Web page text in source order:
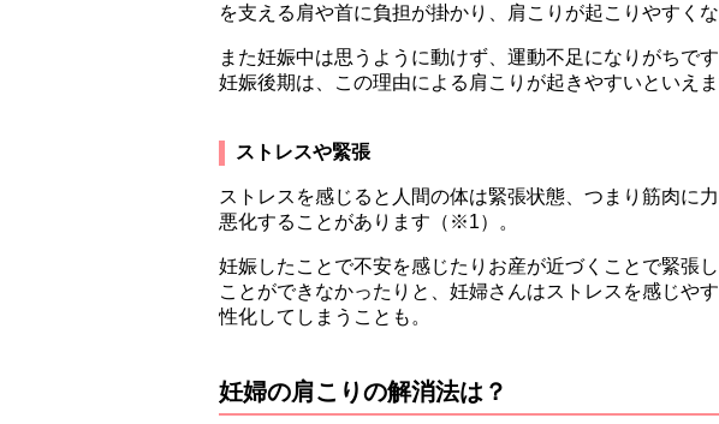
を支える肩や首に負担が掛かり、肩こりが起こりやすくな
また妊娠中は思うように動けず、運動不足になりがちで
妊娠後期は、この理由による肩こりが起きやすいといえま
ストレスや緊張
ストレスを感じると人間の体は緊張状態、つまり筋肉に
悪化することがあります（※1）。
妊娠したことで不安を感じたりお産が近づくことで緊張
ことができなかったりと、妊婦さんはストレスを感じや
性化してしまうことも。
妊婦の肩こりの解消法は？